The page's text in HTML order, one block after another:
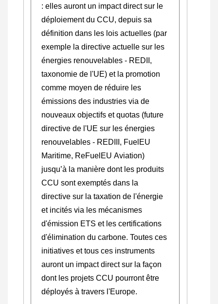
: elles auront un impact direct sur le
déploiement du CCU, depuis sa
définition dans les lois actuelles (par
exemple la directive actuelle sur les
énergies renouvelables - REDII,
taxonomie de l'UE) et la promotion
comme moyen de réduire les
émissions des industries via de
nouveaux objectifs et quotas (future
directive de l'UE sur les énergies
renouvelables - REDIII, FuelEU
Maritime, ReFuelEU Aviation)
jusqu’à la manière dont les produits
CCU sont exemptés dans la
directive sur la taxation de l'énergie
et incités via les mécanismes
d'émission ETS et les certifications
d'élimination du carbone. Toutes ces
initiatives et tous ces instruments
auront un impact direct sur la façon
dont les projets CCU pourront être
déployés à travers l'Europe.